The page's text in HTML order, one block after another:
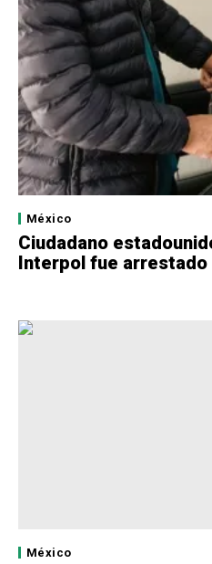
México
Ciudadano
Interpol fue arrestado
México